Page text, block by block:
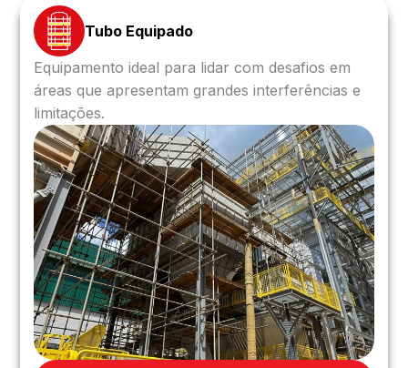
Tubo Equipado
Equipamento ideal para lidar com desafios em
áreas que apresentam grandes interferências e
limitações.